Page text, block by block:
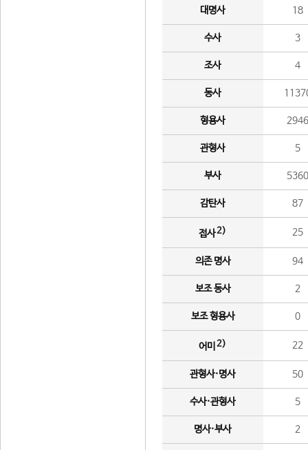
대명사 18
수사 3
조사 4
동사
형용사 2946
관형사 5
부사 5360
감탄사 87
접사2) 25
의존 명사 94
보조 동사 2
보조 형용사 0
어미 2) 22
관형사·명사 50
수사·관형사 5
명사·부사 2